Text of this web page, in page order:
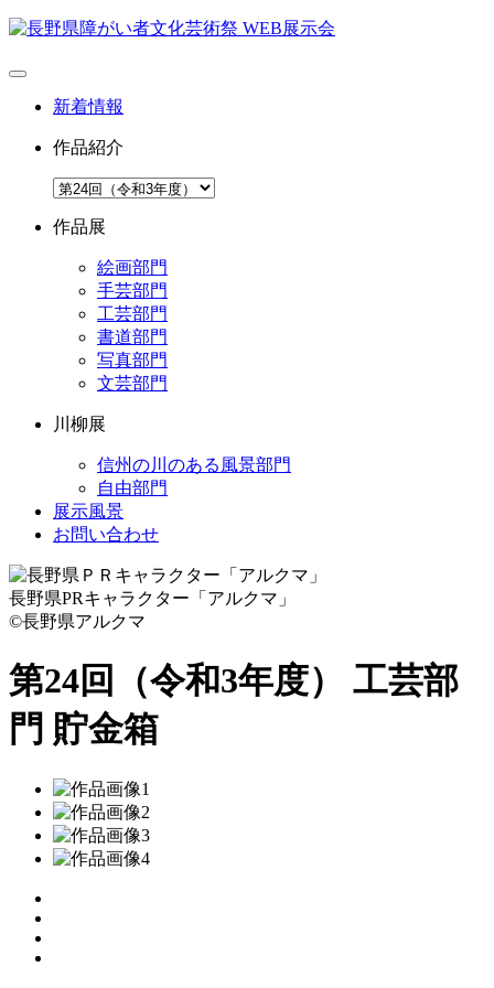
新着情報
作品紹介
作品展
絵画部門
手芸部門
工芸部門
書道部門
写真部門
文芸部門
川柳展
信州の川のある風景部門
自由部門
展示風景
お問い合わせ
長野県PRキャラクター「アルクマ」
©長野県アルクマ
第24回（令和3年度） 工芸部
門 貯金箱